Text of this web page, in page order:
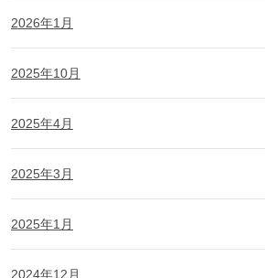
2026年1月
2025年10月
2025年4月
2025年3月
2025年1月
2024年12月